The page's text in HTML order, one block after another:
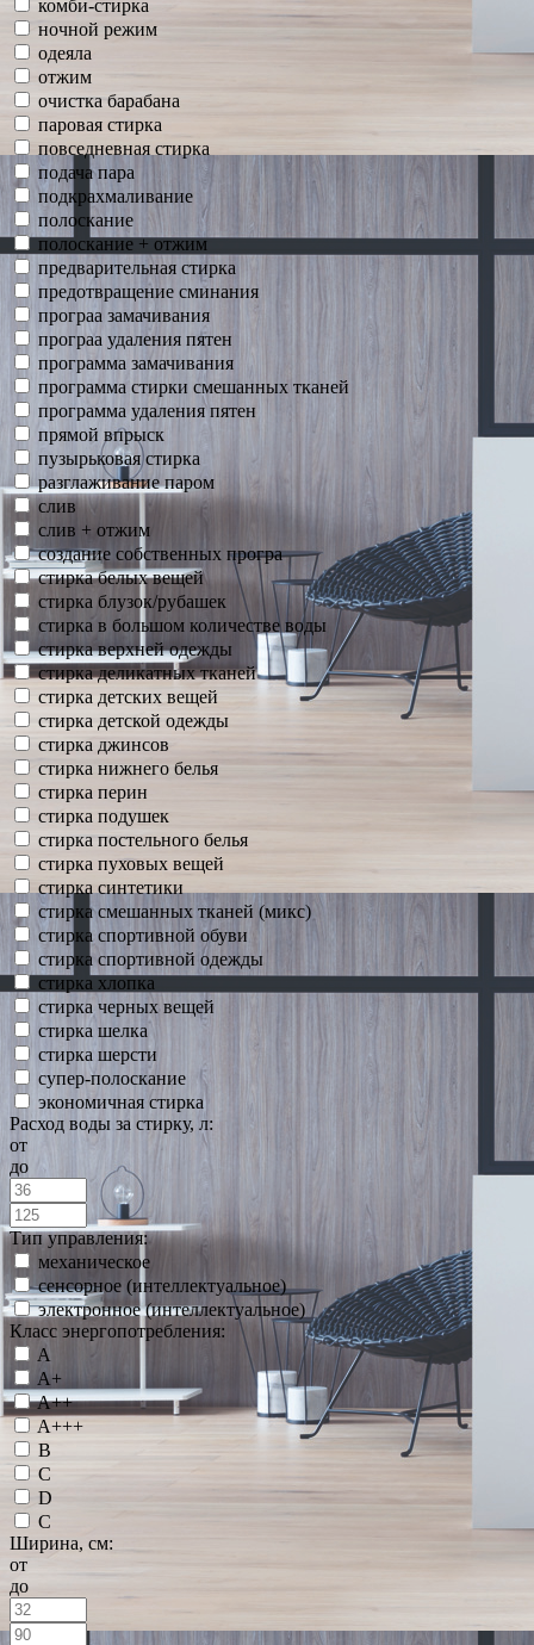
комби-стирка
ночной режим
одеяла
отжим
очистка барабана
паровая стирка
повседневная стирка
подача пара
подкрахмаливание
полоскание
полоскание + отжим
предварительная стирка
предотвращение сминания
програа замачивания
програа удаления пятен
программа замачивания
программа стирки смешанных тканей
программа удаления пятен
прямой впрыск
пузырьковая стирка
разглаживание паром
слив
слив + отжим
создание собственных програ
стирка белых вещей
стирка блузок/рубашек
стирка в большом количестве воды
стирка верхней одежды
стирка деликатных тканей
стирка детских вещей
стирка детской одежды
стирка джинсов
стирка нижнего белья
стирка перин
стирка подушек
стирка постельного белья
стирка пуховых вещей
стирка синтетики
стирка смешанных тканей (микс)
стирка спортивной обуви
стирка спортивной одежды
стирка хлопка
стирка черных вещей
стирка шелка
стирка шерсти
супер-полоскание
экономичная стирка
Расход воды за стирку, л:
от
до
Тип управления:
механическое
сенсорное (интеллектуальное)
электронное (интеллектуальное)
Класс энергопотребления:
A
A+
A++
A+++
B
C
D
С
Ширина, см:
от
до